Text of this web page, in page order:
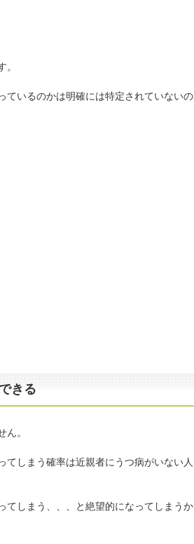
。
ているのかは明確には特定されていないの
きる
。
てしまう確率は近親者にうつ病がいない人
てしまう、、、と絶望的になってしまうか